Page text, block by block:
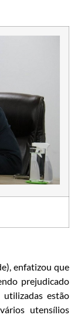
enfatizou que
prejudicado
utilizadas estão
utensílios